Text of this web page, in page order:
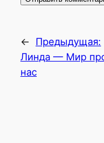
←
Предыдущая:
Линда — Мир
нас